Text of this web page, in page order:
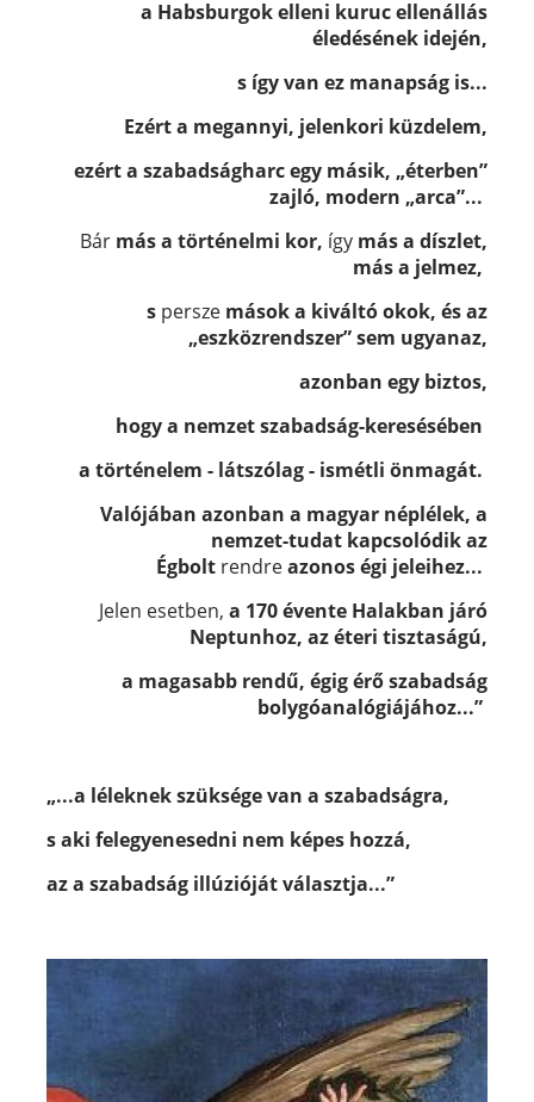
a Habsburgok elleni kuruc ellenállás
éledésének idején,
s így van ez manapság is...
Ezért a megannyi, jelenkori küzdelem,
ezért a szabadságharc egy másik, „éterben”
zajló, modern „arca”...
Bár más a történelmi kor, így mása díszlet,
mása jelmez,
s persze mások a kiváltó okok, és az
„eszközrendszer”sem ugyanaz,
azonban egy biztos,
hogy a nemzet szabadság-keresésében
a történelem - látszólag - ismétli önmagát.
Valójában azonban a magyar néplélek, a
nemzet-tudat kapcsolódik az
Égbolt rendreazonos égi jeleihez...
Jelen esetben, a 170 évente Halakban járó
Neptunhoz, azéteri tisztaságú,
a magasabb rendű, égig érő szabadság
bolygóanalógiájához...”
„...a léleknek szüksége van a szabadságra,
s aki felegyenesedni nem képes hozzá,
az a szabadság illúzióját választja...”